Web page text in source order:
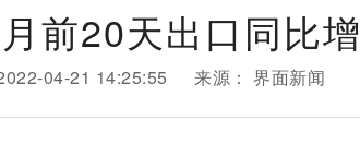
前20天出口同比
04-21 14:25:55 来源： 界面新闻